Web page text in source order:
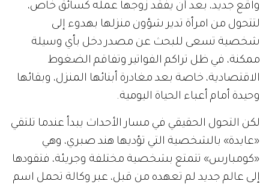
واقع جديد، بعد أن يفقد زوجها عمله كسائق خاص،
لتتحول من امرأة تدير شؤون منزلها بهدوء إلى
شخصية تسعى للبحث عن مصدر دخل بأي وسيلة
ممكنة، في ظل تراكم الفواتير وتفاقم الضغوط
الاقتصادية، خاصة بعد مغادرة أبنائها المنزل، وبقائها
وحيدة أمام أعباء الحياة اليومية.
لكن التحول الحقيقي في مسار الأحداث يبدأ عندما تلتقي
«عايدة» بالشخصية التي تؤديها هند صبري، وهي
«كومبارس» تتمتع بشخصية مختلفة وجريئة، فتقودها
إلى عالم جديد لم تعهده من قبل، عبر وكالة تحمل اسم